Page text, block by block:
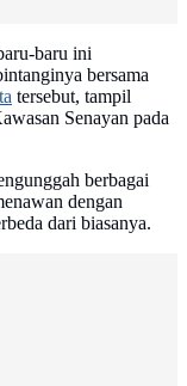
baru ini
bersama
tersebut, tampil
Senayan pada
berbagai
dengan
dari biasanya.